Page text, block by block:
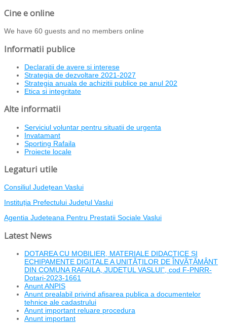
Cine e online
We have 60 guests and no members online
Informatii publice
Declaratii de avere si interese
Strategia de dezvoltare 2021-2027
Strategia anuala de achizitii publice pe anul 202
Etica si integritate
Alte informatii
Serviciul voluntar pentru situatii de urgenta
Invatamant
Sporting Rafaila
Proiecte locale
Legaturi utile
Consiliul Județean Vaslui
Instituția Prefectului Județul Vaslui
Agentia Judeteana Pentru Prestatii Sociale Vaslui
Latest News
DOTAREA CU MOBILIER, MATERIALE DIDACTICE ȘI
ECHIPAMENTE DIGITALE A UNITĂȚILOR DE ÎNVĂȚĂMÂNT
DIN COMUNA RAFAILA, JUDEȚUL VASLUI”, cod F-PNRR-
Dotari-2023-1661
Anunt ANPIS
Anunt prealabil privind afisarea publica a documentelor
tehnice ale cadastrului
Anunt important reluare procedura
Anunt important